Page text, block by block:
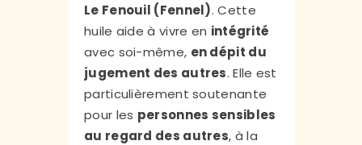
Le Fenouil (Fennel). Cette
huile aide à vivre en intégrité
avec soi-même, en dépit du
jugement des autres. Elle est
particulièrement soutenante
pour les personnes sensibles
au regard des autres, à la